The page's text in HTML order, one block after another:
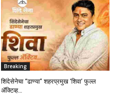
Breaking
शिंदेसेनेचा “ढाण्या” शहरप्रमुख ‘शिवा’ फुल्ल
ॲक्टिव्ह…